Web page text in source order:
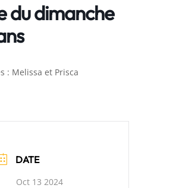
du dimanche
: Melissa et Prisca
DATE
Oct 13 2024